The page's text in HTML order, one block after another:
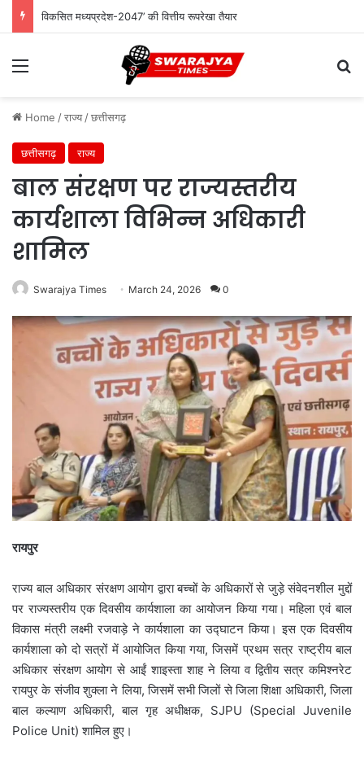
विकसित मध्यप्रदेश-2047’ की वित्तीय रूपरेखा तैयार
Menu
Home /राज्य /छत्तीसगढ़
छत्तीसगढ़ राज्य
बाल संरक्षण पर राज्यस्तरीय
कार्यशाला विभिन्न अधिकारी
शामिल
Swarajya Times March 24, 2026 0
रायपुर
राज्य बाल अधिकार संरक्षण आयोग द्वारा बच्चों के अधिकारों से जुड़े संवेदनशील मुद्दों
पर राज्यस्तरीय एक दिवसीय कार्यशाला का आयोजन किया गया। महिला एवं बाल
विकास मंत्री लक्ष्मी रजवाड़े ने कार्यशाला का उद्घाटन किया। इस एक दिवसीय
कार्यशाला को दो सत्रों में आयोजित किया गया, जिसमें प्रथम सत्र राष्ट्रीय बाल
अधिकार संरक्षण आयोग से आईं शाइस्ता शाह ने लिया व द्वितीय सत्र कमिश्नरेट
रायपुर के संजीव शुक्ला ने लिया, जिसमें सभी जिलों से जिला शिक्षा अधिकारी, जिला
बाल कल्याण अधिकारी, बाल गृह अधीक्षक, SJPU (Special Juvenile
Police Unit) शामिल हुए।